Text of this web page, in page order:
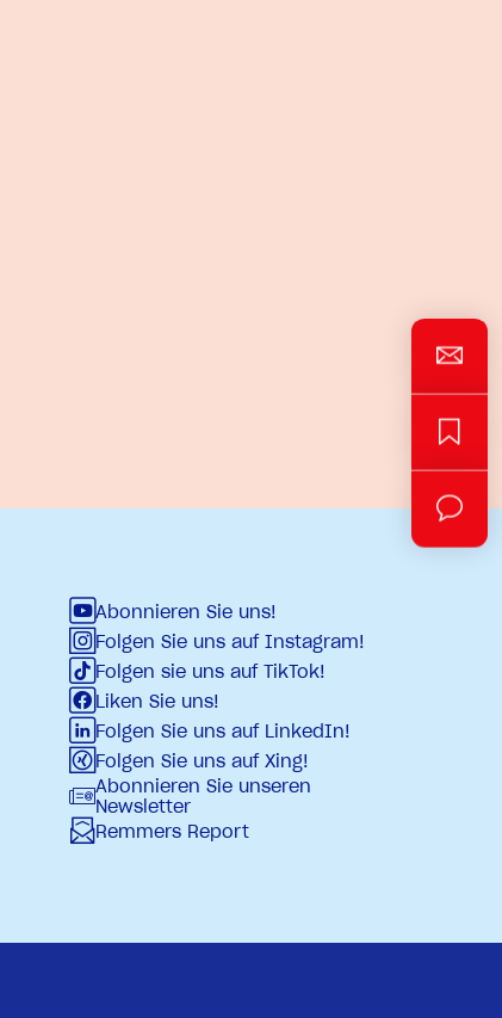
Abonnieren Sie uns!
Folgen Sie uns auf Instagram!
Folgen sie uns auf TikTok!
Liken Sie uns!
Folgen Sie uns auf LinkedIn!
Folgen Sie uns auf Xing!
Abonnieren Sie unseren
Newsletter
Remmers Report